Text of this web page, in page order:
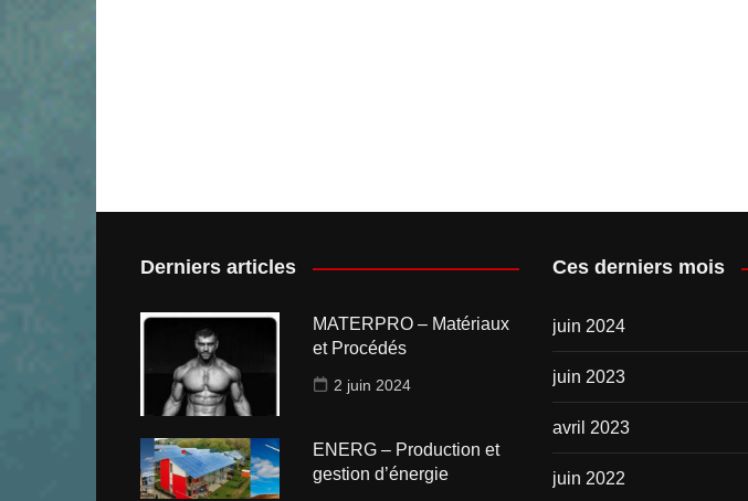
Derniers articles
MATERPRO – Matériaux
et Procédés
2 juin 2024
ENERG – Production et
gestion d’énergie
Ces derniers mois
juin 2024
juin 2023
avril 2023
juin 2022